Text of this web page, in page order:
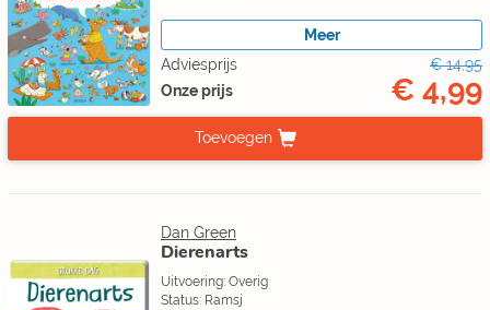
Meer
Adviesprijs
€ 14,95
Onze prijs
€ 4,99
Toevoegen
Dan Green
Dierenarts
Uitvoering: Overig
Status: Ramsj